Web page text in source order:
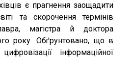
є прагнення заощадити
та скорочення термінів
магістра й доктора
року. Обґрунтовано, що в
інформаційної